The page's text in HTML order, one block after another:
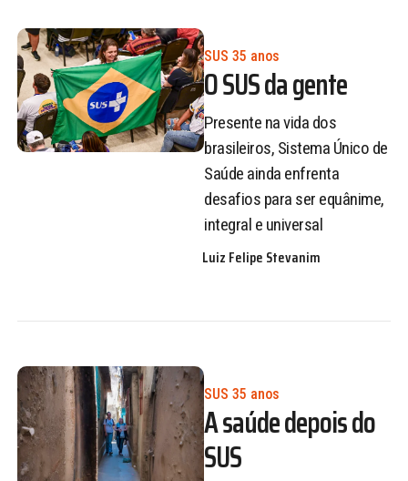
SUS 35 anos
O SUS da gente
Presente na vida dos
brasileiros, Sistema Único de
Saúde ainda enfrenta
desafios para ser equânime,
integral e universal
Luiz Felipe Stevanim
SUS 35 anos
A saúde depois do
SUS